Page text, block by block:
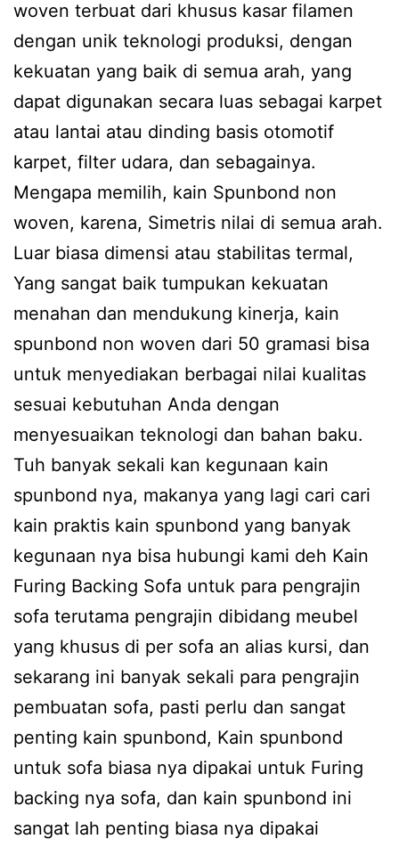
woven terbuat dari khusus kasar filamen
dengan unik teknologi produksi, dengan
kekuatan yang baik di semua arah, yang
dapat digunakan secara luas sebagai karpet
atau lantai atau dinding basis otomotif
karpet, filter udara, dan sebagainya.
Mengapa memilih, kain Spunbond non
woven, karena, Simetris nilai di semua arah.
Luar biasa dimensi atau stabilitas termal,
Yang sangat baik tumpukan kekuatan
menahan dan mendukung kinerja, kain
spunbond non woven dari 50 gramasi bisa
untuk menyediakan berbagai nilai kualitas
sesuai kebutuhan Anda dengan
menyesuaikan teknologi dan bahan baku.
Tuh banyak sekali kan kegunaan kain
spunbond nya, makanya yang lagi cari cari
kain praktis kain spunbond yang banyak
kegunaan nya bisa hubungi kami deh Kain
Furing Backing Sofa untuk para pengrajin
sofa terutama pengrajin dibidang meubel
yang khusus di per sofa an alias kursi, dan
sekarang ini banyak sekali para pengrajin
pembuatan sofa, pasti perlu dan sangat
penting kain spunbond, Kain spunbond
untuk sofa biasa nya dipakai untuk Furing
backing nya sofa, dan kain spunbond ini
sangat lah penting biasa nya dipakai